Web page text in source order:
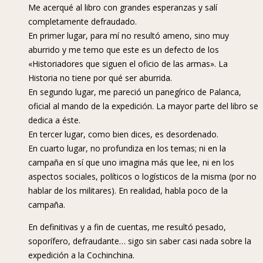
Me acerqué al libro con grandes esperanzas y salí
completamente defraudado.
En primer lugar, para mí no resultó ameno, sino muy
aburrido y me temo que este es un defecto de los
«Historiadores que siguen el oficio de las armas». La
Historia no tiene por qué ser aburrida.
En segundo lugar, me pareció un panegírico de Palanca,
oficial al mando de la expedición. La mayor parte del libro se
dedica a éste.
En tercer lugar, como bien dices, es desordenado.
En cuarto lugar, no profundiza en los temas; ni en la
campaña en sí que uno imagina más que lee, ni en los
aspectos sociales, políticos o logísticos de la misma (por no
hablar de los militares). En realidad, habla poco de la
campaña.
En definitivas y a fin de cuentas, me resultó pesado,
soporífero, defraudante… sigo sin saber casi nada sobre la
expedición a la Cochinchina.